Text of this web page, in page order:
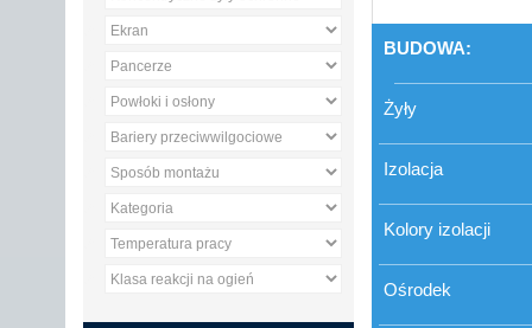
BUDOWA:
Żyły
Izolacja
Kolory izolacji
Ośrodek